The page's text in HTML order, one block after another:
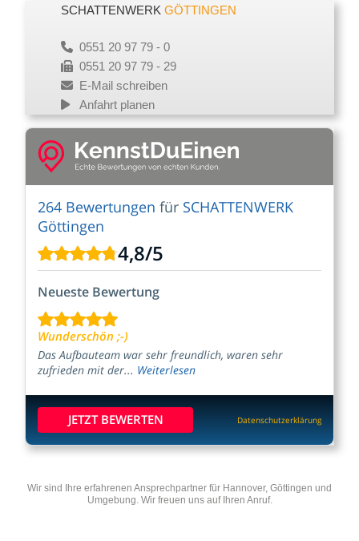
SCHATTENWERKGÖTTINGEN
0551 20 97 79 - 0
0551 20 97 79 - 29
E-Mail schreiben
Anfahrt planen
264 Bewertungen für SCHATTENWERK
Göttingen
4,8/5
Neueste Bewertung
Wunderschön ;-)
Das Aufbauteam war sehr freundlich, waren sehr
zufrieden mit der... Weiterlesen
JETZT BEWERTEN Datenschutzerklärung
Wir sind Ihre erfahrenen Ansprechpartner für Hannover, Göttingen und
Umgebung. Wir freuen uns auf Ihren Anruf.